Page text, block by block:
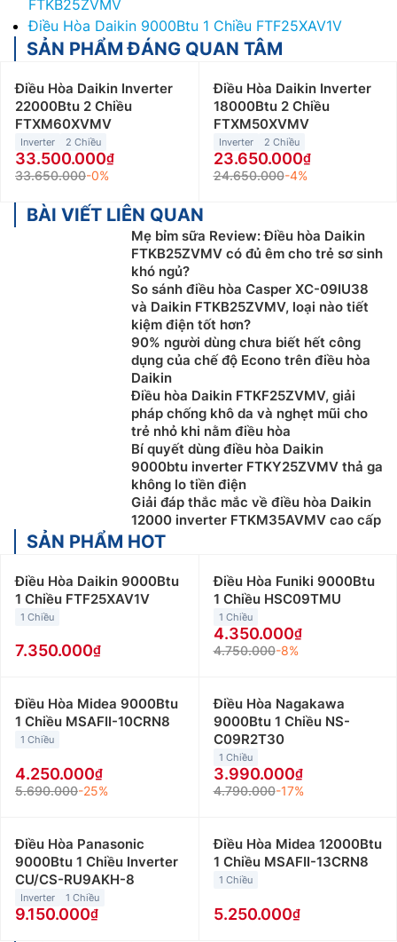
FTKB25ZVMV
Điều Hòa Daikin 9000Btu 1 Chiều FTF25XAV1V
SẢN PHẨM ĐÁNG QUAN TÂM
Điều Hòa Daikin Inverter
22000Btu 2 Chiều
FTXM60XVMV
Inverter 2 Chiều
33.500.000
33.650.000-0%
Điều Hòa Daikin Inverter
18000Btu 2 Chiều
FTXM50XVMV
Inverter 2 Chiều
23.650.000
24.650.000-4%
BÀI VIẾT LIÊN QUAN
Mẹ bỉm sữa Review: Điều hòa Daikin
FTKB25ZVMV có đủ êm cho trẻ sơ sinh
khó ngủ?
So sánh điều hòa Casper XC-09IU38
và Daikin FTKB25ZVMV, loại nào tiết
kiệm điện tốt hơn?
90% người dùng chưa biết hết công
dụng của chế độ Econo trên điều hòa
Daikin
Điều hòa Daikin FTKF25ZVMV, giải
pháp chống khô da và nghẹt mũi cho
trẻ nhỏ khi nằm điều hòa
Bí quyết dùng điều hòa Daikin
9000btu inverter FTKY25ZVMV thả ga
không lo tiền điện
Giải đáp thắc mắc về điều hòa Daikin
12000 inverter FTKM35AVMV cao cấp
SẢN PHẨM HOT
Điều Hòa Daikin 9000Btu
1 Chiều FTF25XAV1V
1 Chiều
7.350.000
Điều Hòa Funiki 9000Btu
1 Chiều HSC09TMU
1 Chiều
4.350.000
4.750.000-8%
Điều Hòa Midea 9000Btu
1 Chiều MSAFII-10CRN8
1 Chiều
4.250.000
5.690.000-25%
Điều Hòa Nagakawa
9000Btu 1 Chiều NS-
C09R2T30
1 Chiều
3.990.000
4.790.000-17%
Điều Hòa Panasonic
9000Btu 1 Chiều Inverter
CU/CS-RU9AKH-8
Inverter 1 Chiều
9.150.000
Điều Hòa Midea 12000Btu
1 Chiều MSAFII-13CRN8
1 Chiều
5.250.000